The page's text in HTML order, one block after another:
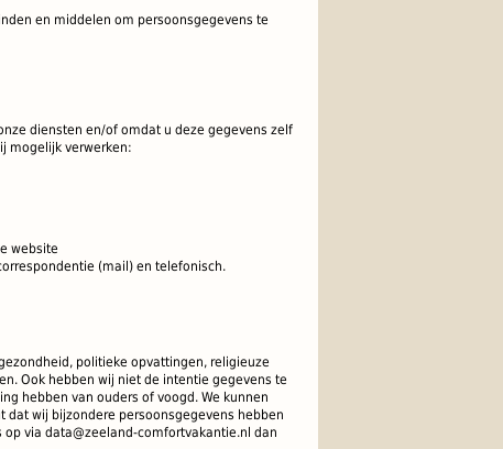
en middelen om persoonsgegevens te
diensten en/of omdat u deze gegevens zelf
mogelijk verwerken:
website
(mail) en telefonisch.
politieke opvattingen, religieuze
Ook hebben wij niet de intentie gegevens te
hebben van ouders of voogd. We kunnen
dat wij bijzondere persoonsgegevens hebben
op via data@zeeland-comfortvakantie.nl dan